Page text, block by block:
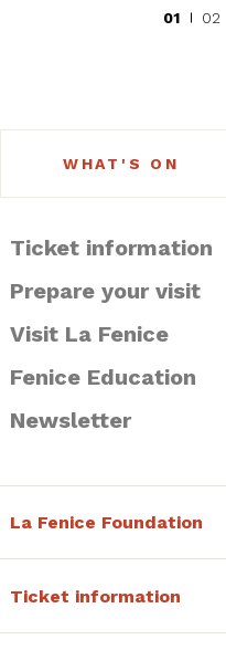
01 02
WHAT'S ON
Ticket information
Prepare your visit
Visit La Fenice
Fenice Education
Newsletter
La Fenice Foundation
Ticket information